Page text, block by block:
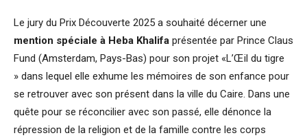
Le jury du Prix Découverte 2025 a souhaité décerner une
mention spéciale à Heba Khalifa présentée par Prince Claus
Fund (Amsterdam, Pays-Bas) pour son projet «L’Œil du tigre
» dans lequel elle exhume les mémoires de son enfance pour
se retrouver avec son présent dans la ville du Caire. Dans une
quête pour se réconcilier avec son passé, elle dénonce la
répression de la religion et de la famille contre les corps